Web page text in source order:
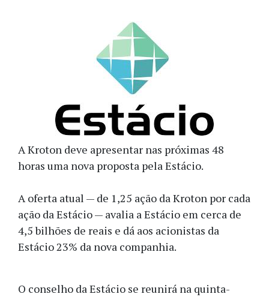
A Kroton deve apresentar nas próximas 48
horas uma nova proposta pela Estácio.
A oferta atual — de 1,25 ação da Kroton por cada
ação da Estácio — avalia a Estácio em cerca de
4,5 bilhões de reais e dá aos acionistas da
Estácio 23% da nova companhia.
O conselho da Estácio se reunirá na quinta-